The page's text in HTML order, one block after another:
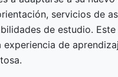
servicios de
de estudio.
experiencia de